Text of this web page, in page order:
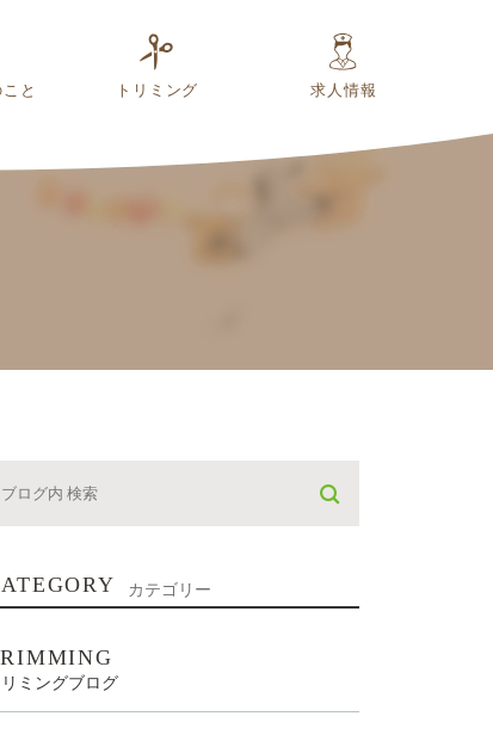
と トリミング 求人情報
カテゴリー
リミングブログ